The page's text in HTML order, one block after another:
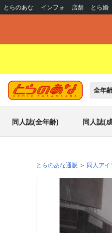
とらのあな インフォ 店舗 とら婚
全年
同人誌(全年齢) 同人誌(
とらのあな通販 同人アイ